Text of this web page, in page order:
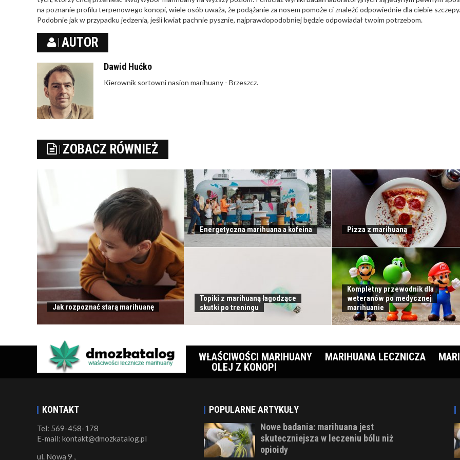
na poznanie profilu terpenowego konopi, wiele osób uważa, że podążanie za nosem pomoże ci znaleźć odpowiednie dla ciebie szczepy.
Podobnie jak w przypadku jedzenia, jeśli kwiat pachnie pysznie, najprawdopodobniej będzie odpowiadał twoim potrzebom.
AUTOR
Dawid Hućko
Kierownik sortowni nasion marihuany - Brzeszcz.
ZOBACZ RÓWNIEŻ
Jak rozpoznać starą marihuanę
Energetyczna marihuana a kofeina Pizza z marihuaną
Topiki z marihuaną łagodzące
skutki po treningu
Kompletny przewodnik dla
weteranów po medycznej
marihuanie
WŁAŚCIWOŚCI MARIHUANY MARIHUANA LECZNICZA
OLEJ Z KONOPI
KONTAKT
Tel: 569-458-178
E-mail: kontakt@dmozkatalog.pl
ul. Nowa 9 ,
POPULARNE ARTYKUŁY
Nowe badania: marihuana jest
skuteczniejsza w leczeniu bólu niż
opioidy